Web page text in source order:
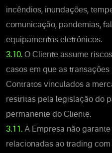
incêndios, inundações,
comunicação, pandemias,
equipamentos eletrônicos.
3.10. O Cliente assume
casos em que as
Contratos vinculados a
restritas pela legislação do
permanente do Cliente.
3.11. A Empresa não
relacionadas ao trading